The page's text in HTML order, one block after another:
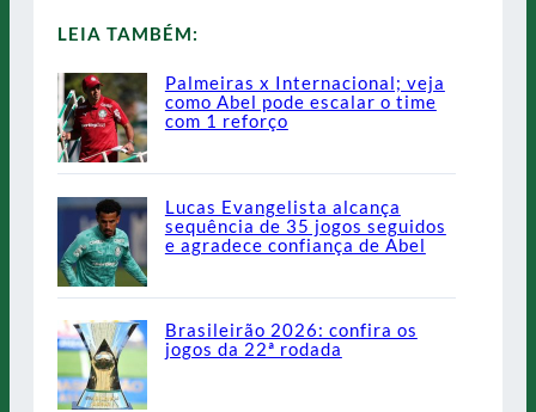
LEIA TAMBÉM:
Palmeiras x Internacional; veja
como Abel pode escalar o time
com 1 reforço
Lucas Evangelista alcança
sequência de 35 jogos seguidos
e agradece confiança de Abel
Brasileirão 2026: confira os
jogos da 22ª rodada